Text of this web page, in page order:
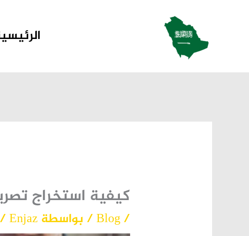
المحتوى
كيفية استخراج
/
Blog/ بواسطة Enjaz